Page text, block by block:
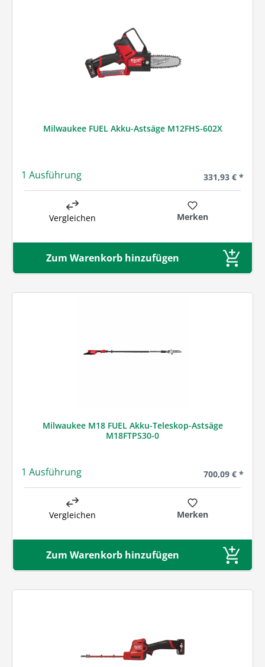
Milwaukee FUEL Akku-Astsäge M12FHS-602X
1 Ausführung Regulärer
331,93 € *
Vergleichen Merken
Zum Warenkorb hinzufügen
Milwaukee M18 FUEL Akku-Teleskop-Astsäge
M18FTPS30-0
1 Ausführung Regulärer
700,09 € *
Vergleichen Merken
Zum Warenkorb hinzufügen